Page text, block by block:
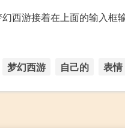
游接着在上面的输入框
梦幻西游 自己的 表情